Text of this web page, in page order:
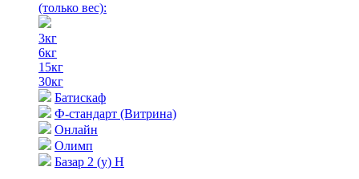
(только вес):
3кг
6кг
15кг
30кг
Батискаф
Ф-стандарт (Витрина)
Онлайн
Олимп
Базар 2 (у) Н